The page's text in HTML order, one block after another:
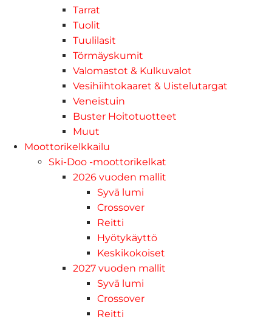
Tarrat
Tuolit
Tuulilasit
Törmäyskumit
Valomastot & Kulkuvalot
Vesihiihtokaaret & Uistelutargat
Veneistuin
Buster Hoitotuotteet
Muut
Moottorikelkkailu
Ski-Doo -moottorikelkat
2026 vuoden mallit
Syvä lumi
Crossover
Reitti
Hyötykäyttö
Keskikokoiset
2027 vuoden mallit
Syvä lumi
Crossover
Reitti